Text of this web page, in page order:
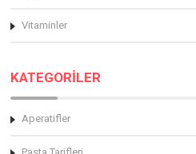
Vitaminler
KATEGORİLER
Aperatifler